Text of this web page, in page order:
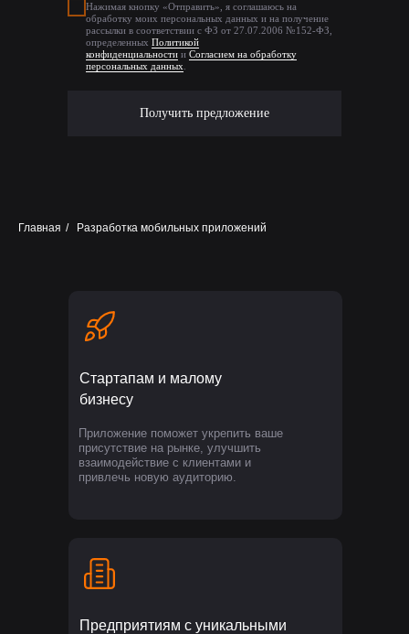
Нажимая кнопку «Отправить», я соглашаюсь на
обработку моих персональных данных и на получение
рассылки в соответствии с ФЗ от 27.07.2006 №152-ФЗ,
определенных Политикой
конфиденциальности и Согласием на обработку
персональных данных
Получить предложение
Главная / Разработка мобильных приложений
Приложение поможет укрепить ваше
присутствие на рынке, улучшить
взаимодействие с клиентами и
привлечь новую аудиторию.
Стартапам и малому
бизнесу
Предприятиям с уникальными